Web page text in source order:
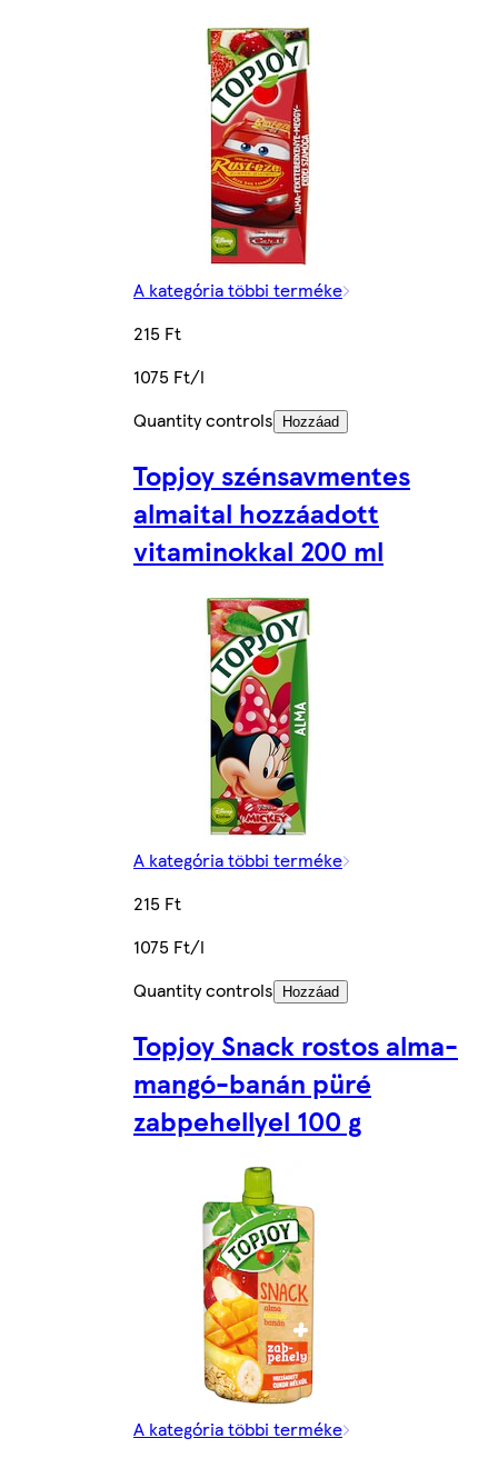
A kategória többi terméke
215 Ft
1075 Ft/l
Quantity controls
Hozzáad
Topjoy szénsavmentes
almaital hozzáadott
vitaminokkal 200 ml
A kategória többi terméke
215 Ft
1075 Ft/l
Quantity controls
Hozzáad
Topjoy Snack rostos alma-
mangó-banán püré
zabpehellyel 100 g
A kategória többi terméke